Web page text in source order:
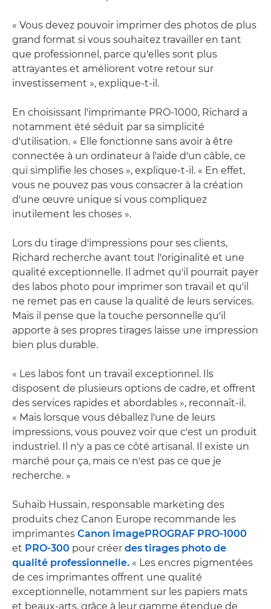
« Vous devez pouvoir imprimer des photos de plus
grand format si vous souhaitez travailler en tant
que professionnel, parce qu'elles sont plus
attrayantes et améliorent votre retour sur
investissement », explique-t-il.
En choisissant l'imprimante PRO-1000, Richard a
notamment été séduit par sa simplicité
d'utilisation. « Elle fonctionne sans avoir à être
connectée à un ordinateur à l'aide d'un câble, ce
qui simplifie les choses », explique-t-il. « En effet,
vous ne pouvez pas vous consacrer à la création
d'une œuvre unique si vous compliquez
inutilement les choses ».
Lors du tirage d'impressions pour ses clients,
Richard recherche avant tout l'originalité et une
qualité exceptionnelle. Il admet qu'il pourrait payer
des labos photo pour imprimer son travail et qu'il
ne remet pas en cause la qualité de leurs services.
Mais il pense que la touche personnelle qu'il
apporte à ses propres tirages laisse une impression
bien plus durable.
« Les labos font un travail exceptionnel. Ils
disposent de plusieurs options de cadre, et offrent
des services rapides et abordables », reconnaît-il.
« Mais lorsque vous déballez l'une de leurs
impressions, vous pouvez voir que c'est un produit
industriel. Il n'y a pas ce côté artisanal. Il existe un
marché pour ça, mais ce n'est pas ce que je
recherche. »
Suhaib Hussain, responsable marketing des
produits chez Canon Europe recommande les
imprimantes Canon imagePROGRAF PRO-1000
et PRO-300 pour créer des tirages photo de
qualité professionnelle. « Les encres pigmentées
de ces imprimantes offrent une qualité
exceptionnelle, notamment sur les papiers mats
et beaux-arts, grâce à leur gamme étendue de